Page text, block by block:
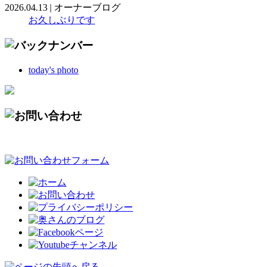
2026.04.13 | オーナーブログ
お久しぶりです
today's photo